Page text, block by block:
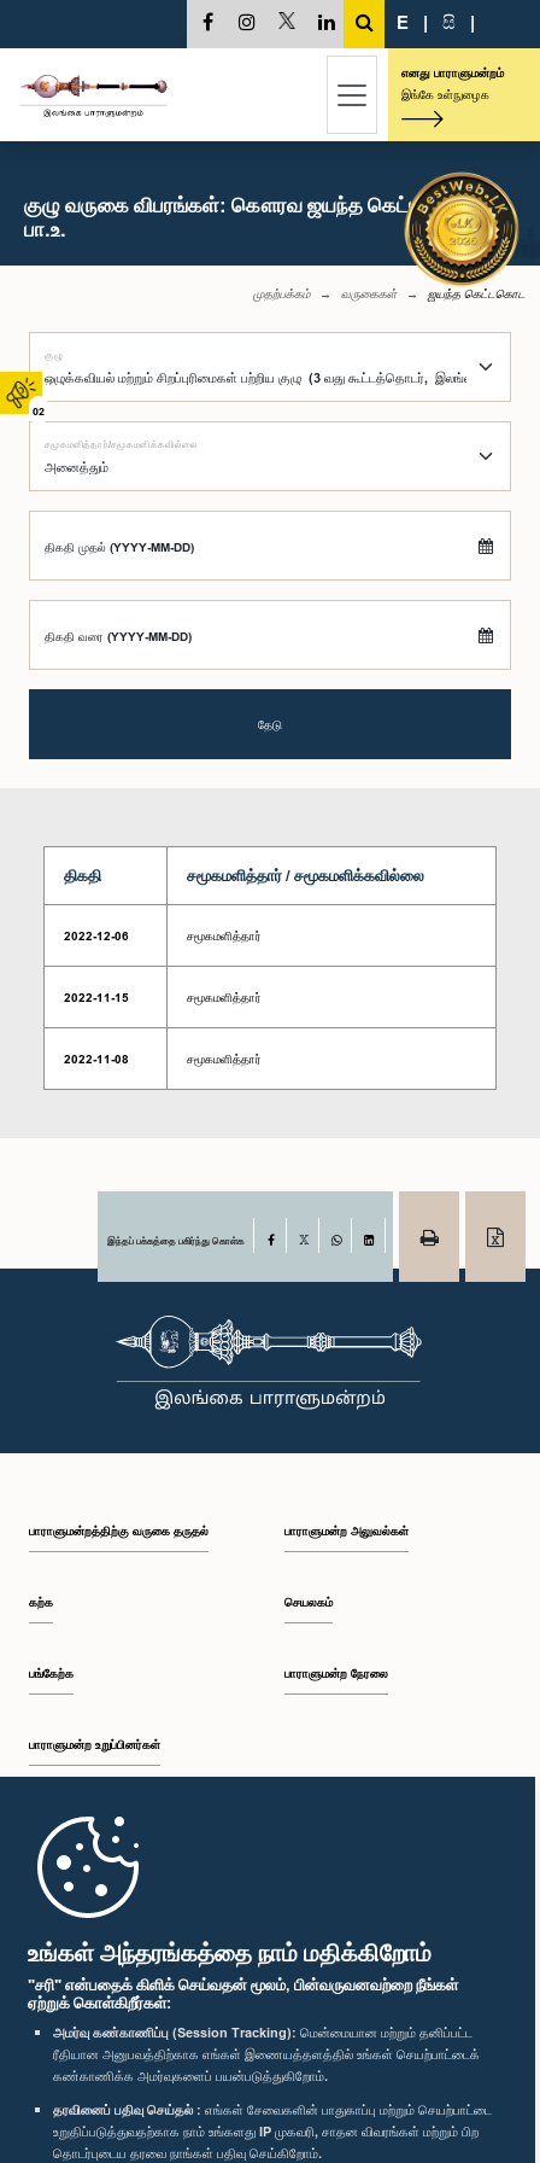
உங்கள் அந்தரங்கத்தை நாம் மதிக்கிறோம்
"சரி" என்பதைக் கிளிக் செய்வதன் மூலம், பின்வருவனவற்றை நீங்கள்
ஏற்றுக் கொள்கிறீர்கள்:
அமர்வு கண்காணிப்பு (Session Tracking): மென்மையான மற்றும் தனிப்பட்ட
ரீதியான அனுபவத்திற்காக எங்கள் இணையத்தளத்தில் உங்கள் செயற்பாட்டைக்
கண்காணிக்க அமர்வுகளைப் பயன்படுத்துகிறோம்.
தரவினைப் பதிவு செய்தல் : எங்கள் சேவைகளின் பாதுகாப்பு மற்றும் செயற்பாட்டை
உறுதிப்படுத்துவதற்காக நாம் உங்களது IP முகவரி, சாதன விவரங்கள் மற்றும் பிற
தொடர்புடைய தரவை நாங்கள் பதிவு செய்கிறோம்.
02
E | සි |
எனது பாராளுமன்றம்
இங்கே உள்நுழைக
குழு வருகை விபரங்கள்: கௌரவ ஜயந்த கெட்டகொட,
பா.உ.
முதற்பக்கம் வருகைகள் ஜயந்த கெட்டகொட
குழு
சமூகமளித்தார்/சமூகமளிக்கவில்லை
திகதி முதல் (YYYY-MM-DD)
திகதி வரை (YYYY-MM-DD)
தேடு
திகதி சமூகமளித்தார் / சமூகமளிக்கவில்லை
2022-12-06 சமூகமளித்தார்
2022-11-15 சமூகமளித்தார்
2022-11-08 சமூகமளித்தார்
இந்தப் பக்கத்தை பகிர்ந்து கொள்க Facebook
பாராளுமன்றத்திற்கு வருகை தருதல்
கற்க
பங்கேற்க
பாராளுமன்ற உறுப்பினர்கள்
முதற்பக்கம்
பாராளுமன்ற அலுவல்கள்
செயலகம்
பாராளுமன்ற நேரலை
பாராளுமன்ற கையடக்க செயலி
எம்மை பின்தொடர்க :
விருதுகள்